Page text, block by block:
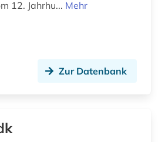
nygård (1)
12. Jahrhu... Mehr
Zur Datenbank